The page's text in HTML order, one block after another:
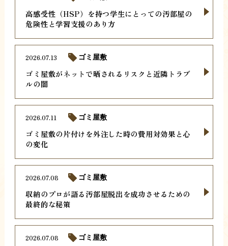
高感受性（HSP）を持つ学生にとっての汚部屋の
危険性と学習支援のあり方
ゴミ屋敷がネットで晒されるリスクと近隣トラブ
ルの闇
2026.07.13 ゴミ屋敷
ゴミ屋敷の片付けを外注した時の費用対効果と心
の変化
2026.07.11 ゴミ屋敷
収納のプロが語る汚部屋脱出を成功させるための
最終的な秘策
2026.07.08 ゴミ屋敷
2026.07.08 ゴミ屋敷